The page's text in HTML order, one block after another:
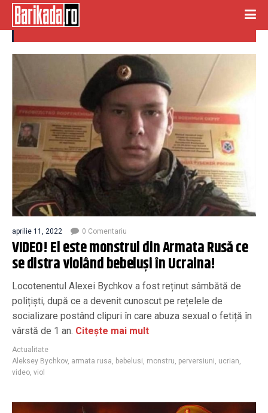
perversiuni
aprilie 11, 2022 0 Comentariu
VIDEO! El este monstrul din Armata Rusă ce
se distra violând bebeluși în Ucraina!
Locotenentul Alexei Bychkov a fost reținut sâmbătă de
polițiști, după ce a devenit cunoscut pe rețelele de
socializare postând clipuri în care abuza sexual o fetiță în
vârstă de 1 an. Citește mai mult
Actualitate
Aleksey Bychkov, armata rusa, bebelusi, monstru, perversiuni, ucrian,
video, viol